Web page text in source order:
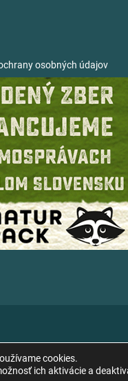
osobných údajov
cookies.
ich aktivácie a